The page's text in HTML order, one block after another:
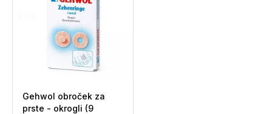
Gehwol obroček za
prste - okrogli (9